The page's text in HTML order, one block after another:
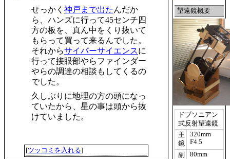
せっかく 神戸まで出た んだか
ら、ハンズに行って45センチ四
方の板を、真ん中をくり抜いて
もらって買って来るんでした。
それからサイバーサイエンスに
行って接眼部やらファインダー
やらの調達の相談もしてくるの
でした。
久しぶりに地理の方の頭になっ
ていたから、星の事は頭から抜
けていました。
[ツッコミを入れる]
望遠鏡概要
ドブソニアン
式反射望遠鏡
主
鏡
320mm
F4.5
副
80mm